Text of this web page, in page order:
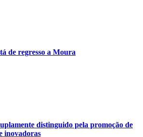
de regresso a Moura
distinguido pela promoção de
inovadoras